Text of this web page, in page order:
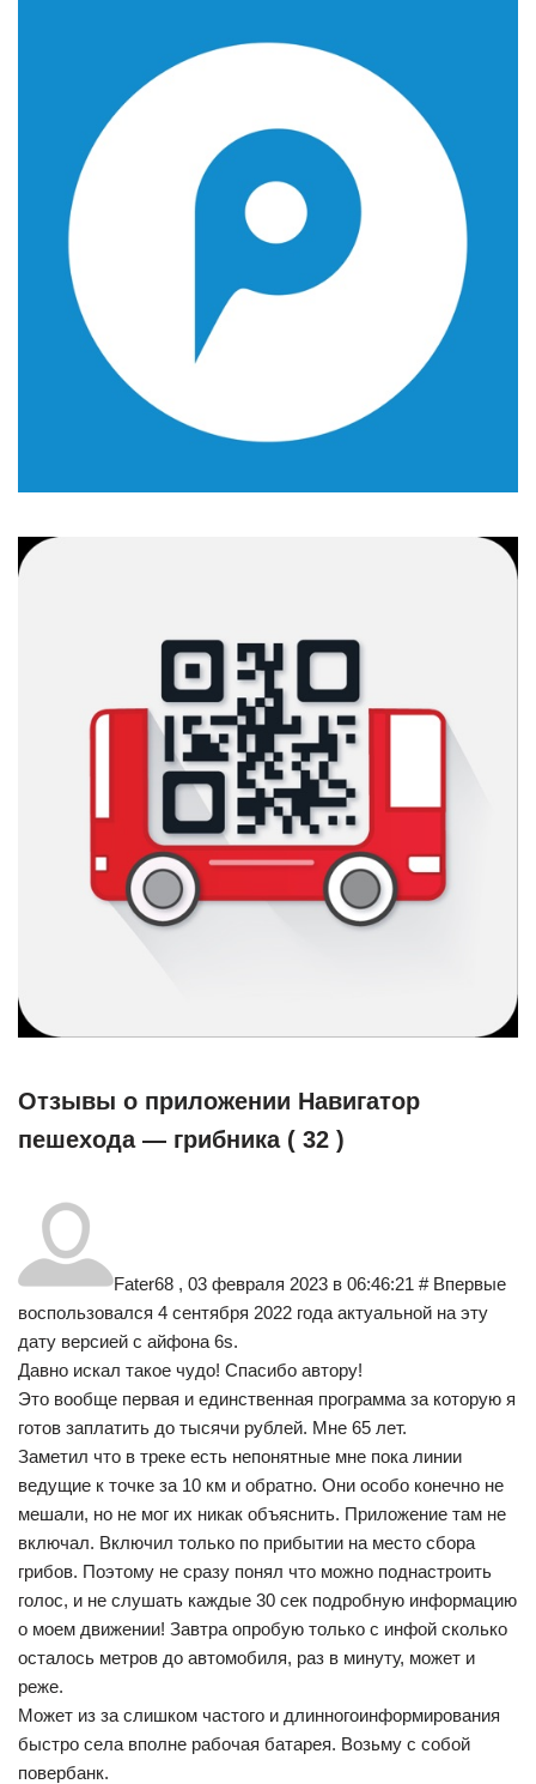
Отзывы о приложении Навигатор
пешехода — грибника ( 32 )
Fater68 , 03 февраля 2023 в 06:46:21 # Впервые
воспользовался 4 сентября 2022 года актуальной на эту
дату версией с айфона 6s.
Давно искал такое чудо! Спасибо автору!
Это вообще первая и единственная программа за которую я
готов заплатить до тысячи рублей. Мне 65 лет.
Заметил что в треке есть непонятные мне пока линии
ведущие к точке за 10 км и обратно. Они особо конечно не
мешали, но не мог их никак объяснить. Приложение там не
включал. Включил только по прибытии на место сбора
грибов. Поэтому не сразу понял что можно поднастроить
голос, и не слушать каждые 30 сек подробную информацию
о моем движении! Завтра опробую только с инфой сколько
осталось метров до автомобиля, раз в минуту, может и
реже.
Может из за слишком частого и длинногоинформирования
быстро села вполне рабочая батарея. Возьму с собой
повербанк.